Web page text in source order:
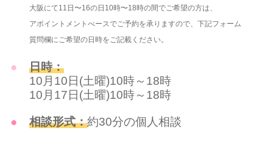
大阪にて11日〜16の日10時〜18時の間でご希望の方は、
アポイントメントべースでご予約を承りますので、下記フォーム
質問欄にご希望の日時をご記載ください。
日時：
10月10日(土曜)10時～18時
10月17日(土曜)10時～18時
相談形式：約30分の個人相談